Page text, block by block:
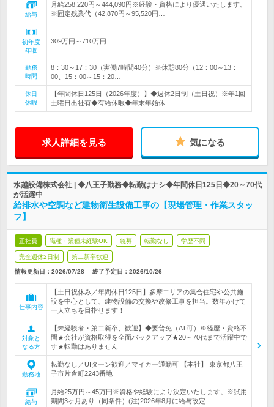
給与
月給258,220円～444,090円※経験・資格により優遇いたします。
※固定残業代（42,870円～95,520円…
初年度
年収
309万円～710万円
勤務
時間
8：30～17：30（実働7時間40分）※休憩80分（12：00～13：
00、15：00～15：20…
休日
休暇
【年間休日125日（2026年度）】◆週休2日制（土日祝）※年1回
土曜日出社有◆有給休暇◆年末年始休…
求人詳細を見る 気になる
水越設備株式会社 | ◆八王子勤務◆転勤はナシ◆年間休日125日◆20～70代
が活躍中
給排水や空調など建物衛生設備工事の【現場管理・作業スタッ
フ】
正社員 職種・業種未経験OK 急募 転勤なし 学歴不問
完全週休2日制 第二新卒歓迎
情報更新日：2026/07/28 終了予定日： 2026/10/26
仕事内容
【土日祝休み／年間休日125日】多摩エリアの集合住宅や公共施
設を中心として、建物設備の交換や改修工事を担当。数年かけて
一人立ちを目指せます！
対象と
なる方
【未経験者・第二新卒、歓迎】◆要普免（AT可）※経歴・資格不
問★会社が資格取得を全面バックアップ★20～70代まで活躍中で
す★転勤はありません
勤務地
転勤なし／UIターン歓迎／マイカー通勤可 【本社】 東京都八王
子市片倉町2243番地
給与
月給25万円～45万円※資格や経験により決定いたします。※試用
期間3ヶ月あり（同条件）(注)2026年8月に給与改定…